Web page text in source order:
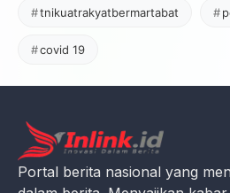
tnikuatrakyatbermartabat
covid 19
Portal berita nasional yang